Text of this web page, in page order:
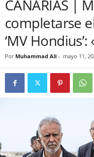
CANARIAS |
completarse
‘MV
Por Muhammad Ali - mayo 11,